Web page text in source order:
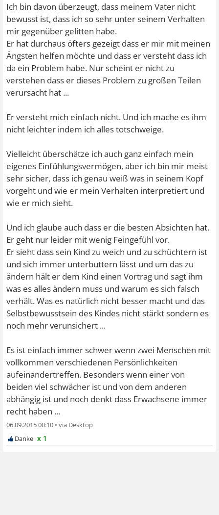
Ich bin davon überzeugt, dass meinem Vater nicht
bewusst ist, dass ich so sehr unter seinem Verhalten
mir gegenüber gelitten habe.
Er hat durchaus öfters gezeigt dass er mir mit meinen
Ängsten helfen möchte und dass er versteht dass ich
da ein Problem habe. Nur scheint er nicht zu
verstehen dass er dieses Problem zu großen Teilen
verursacht hat ...
Er versteht mich einfach nicht. Und ich mache es ihm
nicht leichter indem ich alles totschweige.
Vielleicht überschätze ich auch ganz einfach mein
eigenes Einfühlungsvermögen, aber ich bin mir meist
sehr sicher, dass ich genau weiß was in seinem Kopf
vorgeht und wie er mein Verhalten interpretiert und
wie er mich sieht.
Und ich glaube auch dass er die besten Absichten hat.
Er geht nur leider mit wenig Feingefühl vor.
Er sieht dass sein Kind zu weich und zu schüchtern ist
und sich immer unterbuttern lässt und um das zu
ändern hält er dem Kind einen Vortrag und sagt ihm
was es alles ändern muss und warum es sich falsch
verhält. Was es natürlich nicht besser macht und das
Selbstbewusstsein des Kindes nicht stärkt sondern es
noch mehr verunsichert ...
Es ist einfach immer schwer wenn zwei Menschen mit
vollkommen verschiedenen Persönlichkeiten
aufeinandertreffen. Besonders wenn einer von
beiden viel schwächer ist und von dem anderen
abhängig ist und noch denkt dass Erwachsene immer
recht haben ...
06.09.2015 00:10 •
x 1